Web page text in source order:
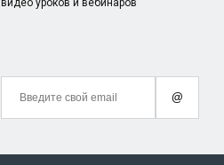
видео уроков и вебинаров
@